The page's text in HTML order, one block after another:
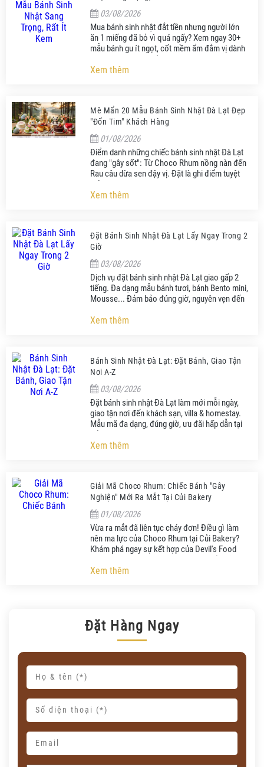
03/08/2026
Mua bánh sinh nhật đắt tiền nhưng người lớn
ăn 1 miếng đã bỏ vì quá ngấy? Xem ngay 30+
mẫu bánh gu ít ngọt, cốt mềm ẩm đằm vị dành
riêng cho người trưởng thành!
Xem thêm
Mê Mẩn 20 Mẫu Bánh Sinh Nhật Đà Lạt Đẹp
"Đốn Tim" Khách Hàng
01/08/2026
Điểm danh những chiếc bánh sinh nhật Đà Lạt
đang "gây sốt": Từ Choco Rhum nồng nàn đến
Rau câu dừa sen đậy vị. Đặt là ghi điểm tuyệt
đối với người nhận!
Xem thêm
Đặt Bánh Sinh Nhật Đà Lạt Lấy Ngay Trong 2
Giờ
03/08/2026
Dịch vụ đặt bánh sinh nhật Đà Lạt giao gấp 2
tiếng. Đa dạng mẫu bánh tươi, bánh Bento mini,
Mousse... Đảm bảo đúng giờ, nguyên vẹn đến
Xem thêm
Bánh Sinh Nhật Đà Lạt: Đặt Bánh, Giao Tận
Nơi A-Z
03/08/2026
Đặt bánh sinh nhật Đà Lạt làm mới mỗi ngày,
giao tận nơi đến khách sạn, villa & homestay.
Mẫu mã đa dạng, đúng giờ, ưu đãi hấp dẫn tại
Củi Bakery.
Xem thêm
Giải Mã Choco Rhum: Chiếc Bánh "Gây
Nghiện" Mới Ra Mắt Tại Củi Bakery
01/08/2026
Vừa ra mắt đã liên tục cháy đơn! Điều gì làm
nên ma lực của Choco Rhum tại Củi Bakery?
Khám phá ngay sự kết hợp của Devil's Food
Cake và rượu Rhum. Đặt bánh ngay kẻo lỡ!
Xem thêm
Đặt Hàng Ngay